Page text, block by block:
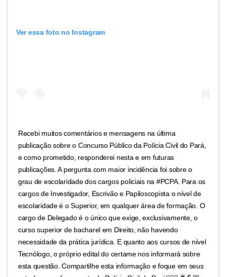
Ver essa foto no Instagram
Recebi muitos comentários e mensagens na última
publicação sobre o Concurso Público da Polícia Civil do Pará,
e como prometido, responderei nesta e em futuras
publicações. A pergunta com maior incidência foi sobre o
grau de escolaridade dos cargos policiais na #PCPA. Para os
cargos de Investigador, Escrivão e Papiloscopista o nível de
escolaridade é o Superior, em qualquer área de formação. O
cargo de Delegado é o único que exige, exclusivamente, o
curso superior de bacharel em Direito, não havendo
necessidade da prática jurídica. E quanto aos cursos de nível
Tecnólogo, o próprio edital do certame nos informará sobre
esta questão. Compartilhe esta informação e foque em seus